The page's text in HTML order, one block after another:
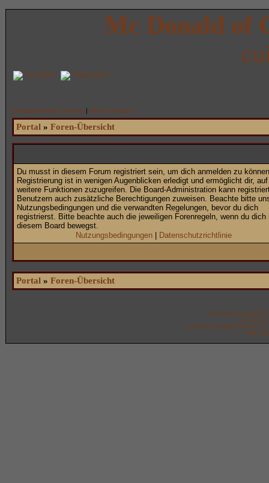
Mc Donald of
Anmelden Registrieren
Unbeantwortete Themen | Aktive Themen
Portal » Foren-Übersicht
Du musst in diesem Forum registriert sein, um dich anmelden zu
Registrierung ist in wenigen Augenblicken erledigt und ermöglicht dir, auf
weitere Funktionen zuzugreifen. Die Board-Administration kann
Benutzern auch zusätzliche Berechtigungen zuweisen. Beachte bitte
Nutzungsbedingungen und die verwandten Regelungen, bevor du dich
registrierst. Bitte beachte auch die jeweiligen Forenregeln, wenn du dich
diesem Board bewegst.
Nutzungsbedingungen| Datenschutzrichtlinie
Portal » Foren-Übersicht
Powered by phpBB
Deutsche
Chronicles phpBB2 theme by
With